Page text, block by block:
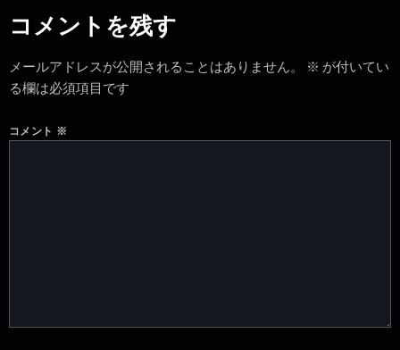
コメントを残す
メールアドレスが公開されることはありません。 ※ が付いてい
る欄は必須項目です
コメント ※